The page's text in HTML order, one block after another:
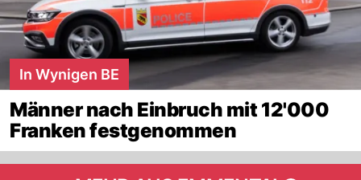
In Wynigen BE
Männer nach Einbruch mit 12'000
Franken festgenommen